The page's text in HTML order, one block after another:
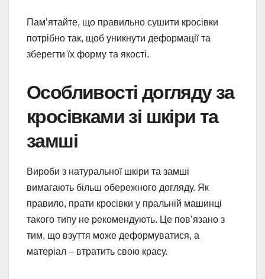
Пам’ятайте, що правильно сушити кросівки
потрібно так, щоб уникнути деформації та
зберегти їх форму та якості.
Особливості догляду за
кросівками зі шкіри та
замші
Вироби з натуральної шкіри та замші
вимагають більш обережного догляду. Як
правило, прати кросівки у пральній машинці
такого типу не рекомендують. Це пов’язано з
тим, що взуття може деформуватися, а
матеріал – втратить свою красу.